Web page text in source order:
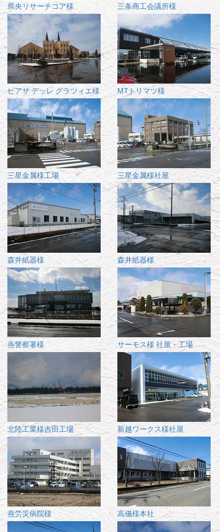
県央リサーチコア様 三条商工会議所様
ピアザ デッレ グラツィエ様 MTトリマツ様
三星金属様工場 三星金属様社屋
森井紙器様 森井紙器様
燕警察署様 サーモス様 社屋・工場
北陸工業様吉田工場 新越ワークス様社屋
燕労災病院様 高儀様本社